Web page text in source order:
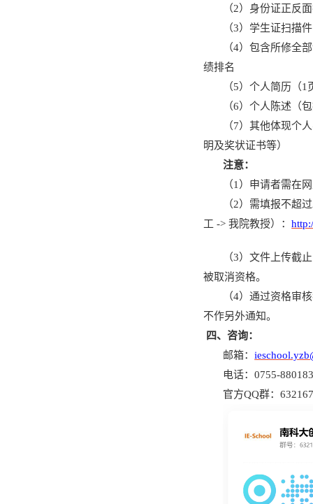
（2）身份证正反
（3）学生证扫描件
（4）包含所修全
绩排名
（5）个人简历（1
（6）个人陈述（
（7）其他体现个
明及奖状证书等）
注意：
（1）申请者需在
（2）需填报不超
工 ->我院教授） ：
（3）文件上传截
被取消资格。
（4）通过资格审
不作另外通知。
四、咨询：
邮箱：
电话：0755-
官方QQ群：